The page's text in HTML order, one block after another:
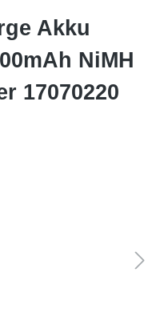
Akku
NiMH
17070220